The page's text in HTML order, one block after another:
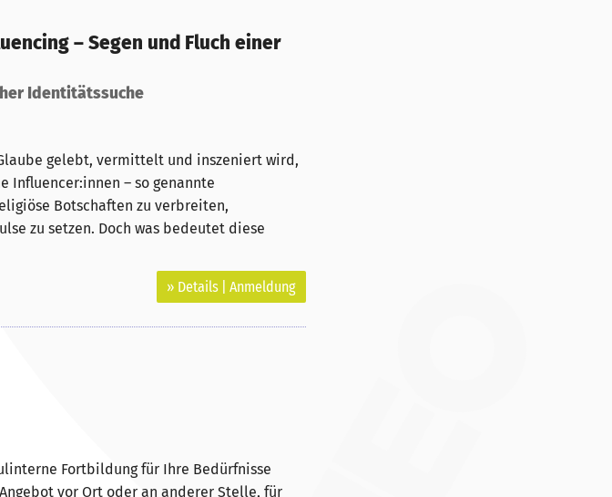
– Segen und Fluch einer
Identitätssuche
gelebt, vermittelt und inszeniert wird,
Influencer:innen – so genannte
Botschaften zu verbreiten,
zu setzen. Doch was bedeutet diese
» Details | Anmeldung
Fortbildung für Ihre Bedürfnisse
vor Ort oder an anderer Stelle, für